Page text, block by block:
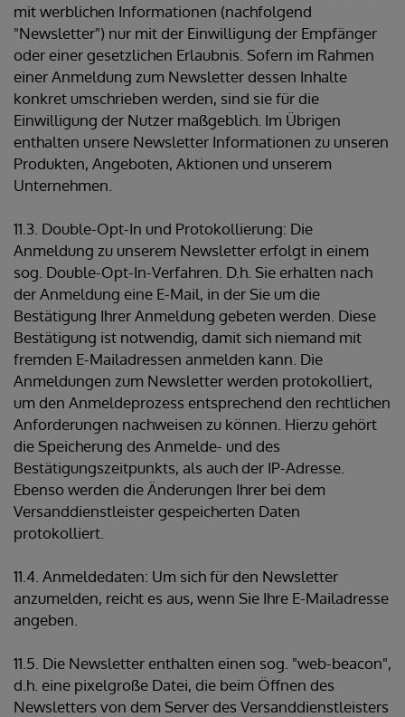
mit werblichen Informationen (nachfolgend
"Newsletter") nur mit der Einwilligung der Empfänger
oder einer gesetzlichen Erlaubnis. Sofern im Rahmen
einer Anmeldung zum Newsletter dessen Inhalte
konkret umschrieben werden, sind sie für die
Einwilligung der Nutzer maßgeblich. Im Übrigen
enthalten unsere Newsletter Informationen zu unseren
Produkten, Angeboten, Aktionen und unserem
Unternehmen.
11.3. Double-Opt-In und Protokollierung: Die
Anmeldung zu unserem Newsletter erfolgt in einem
sog. Double-Opt-In-Verfahren. D.h. Sie erhalten nach
der Anmeldung eine E-Mail, in der Sie um die
Bestätigung Ihrer Anmeldung gebeten werden. Diese
Bestätigung ist notwendig, damit sich niemand mit
fremden E-Mailadressen anmelden kann. Die
Anmeldungen zum Newsletter werden protokolliert,
um den Anmeldeprozess entsprechend den rechtlichen
Anforderungen nachweisen zu können. Hierzu gehört
die Speicherung des Anmelde- und des
Bestätigungszeitpunkts, als auch der IP-Adresse.
Ebenso werden die Änderungen Ihrer bei dem
Versanddienstleister gespeicherten Daten
protokolliert.
11.4. Anmeldedaten: Um sich für den Newsletter
anzumelden, reicht es aus, wenn Sie Ihre E-Mailadresse
angeben.
11.5. Die Newsletter enthalten einen sog. "web-beacon",
d.h. eine pixelgroße Datei, die beim Öffnen des
Newsletters von dem Server des Versanddienstleisters